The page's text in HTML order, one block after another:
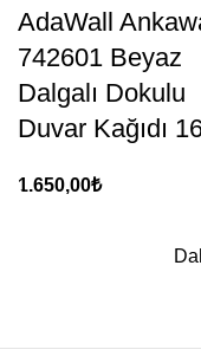
AdaWall
742601 Beyaz
Dalgalı Dokulu
Duvar Kağıdı
1.650,00₺